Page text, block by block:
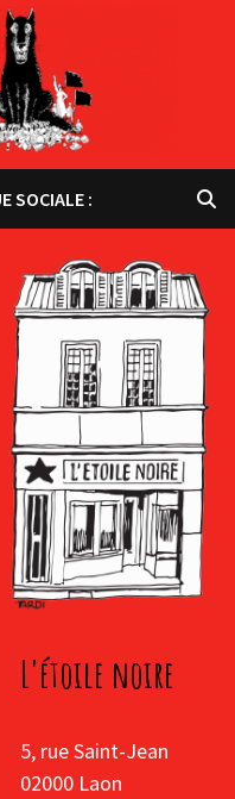
SOCIALE :
L'étoile noire
5, rue Saint-Jean
02000 Laon